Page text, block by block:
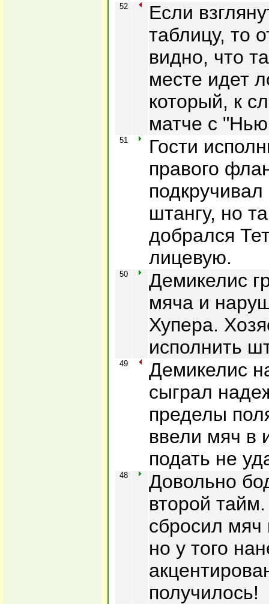
52
Если
таблицу, то
видно, что
месте идет
который, к
матче с
51
Гости
правого
штангу, но
добрался
лицевую.
50
Демикелис
мяча и
Хупера.
исполнить
49
Демикелис
сыграл
пределы
ввели мяч в
подать не
48
Довольно
второй
сбросил мяч
но у того
получилось!